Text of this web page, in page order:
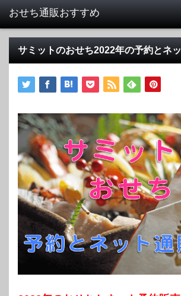
おせち通販おすすめ
サミットのおせち2022年の予約とネ